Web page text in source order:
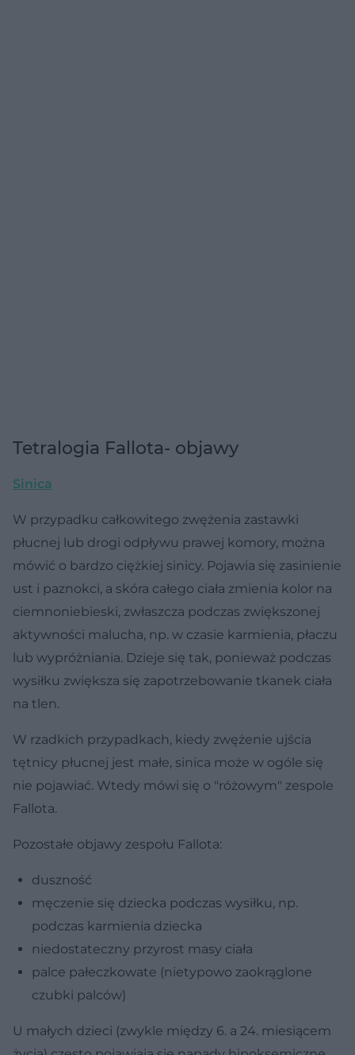
Tetralogia Fallota- objawy
Sinica
W przypadku całkowitego zwężenia zastawki
płucnej lub drogi odpływu prawej komory, można
mówić o bardzo ciężkiej sinicy. Pojawia się zasinienie
ust i paznokci, a skóra całego ciała zmienia kolor na
ciemnoniebieski, zwłaszcza podczas zwiększonej
aktywności malucha, np. w czasie karmienia, płaczu
lub wypróżniania. Dzieje się tak, ponieważ podczas
wysiłku zwiększa się zapotrzebowanie tkanek ciała
na tlen.
W rzadkich przypadkach, kiedy zwężenie ujścia
tętnicy płucnej jest małe, sinica może w ogóle się
nie pojawiać. Wtedy mówi się o "różowym" zespole
Fallota.
Pozostałe objawy zespołu Fallota:
duszność
męczenie się dziecka podczas wysiłku, np.
podczas karmienia dziecka
niedostateczny przyrost masy ciała
palce pałeczkowate (nietypowo zaokrąglone
czubki palców)
U małych dzieci (zwykle między 6. a 24. miesiącem